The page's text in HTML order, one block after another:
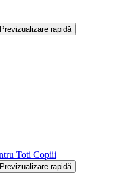
Previzualizare rapidă
Previzualizare rapidă